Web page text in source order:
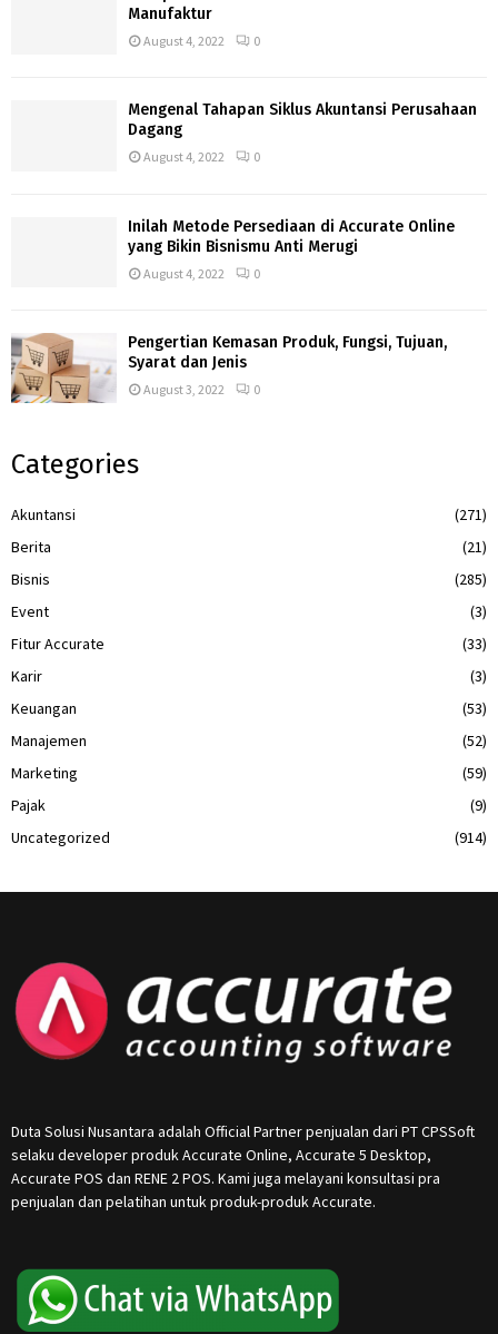
Manufaktur
August 4, 2022 0
Mengenal Tahapan Siklus Akuntansi Perusahaan
Dagang
August 4, 2022 0
Inilah Metode Persediaan di Accurate Online
yang Bikin Bisnismu Anti Merugi
August 4, 2022 0
Pengertian Kemasan Produk, Fungsi, Tujuan,
Syarat dan Jenis
August 3, 2022 0
Categories
Akuntansi
(271)
Berita
(21)
Bisnis
(285)
Event
(3)
Fitur Accurate
(33)
Karir
(3)
Keuangan
(53)
Manajemen
(52)
Marketing
(59)
Pajak
(9)
Uncategorized
(914)
Duta Solusi Nusantara adalah Official Partner penjualan dari PT CPSSoft
selaku developer produk Accurate Online, Accurate 5 Desktop,
Accurate POS dan RENE 2 POS. Kami juga melayani konsultasi pra
penjualan dan pelatihan untuk produk-produk Accurate.